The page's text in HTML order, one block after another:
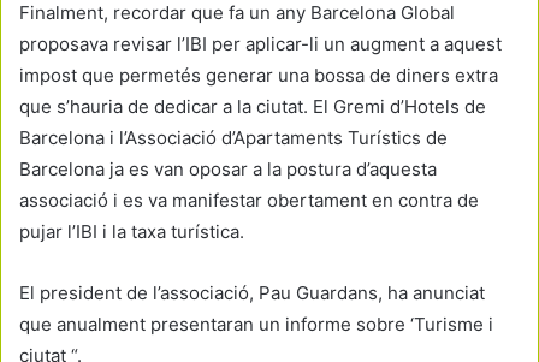
Finalment, recordar que fa un any Barcelona Global
proposava revisar l’IBI per aplicar-li un augment a aquest
impost que permetés generar una bossa de diners extra
que s’hauria de dedicar a la ciutat. El Gremi d’Hotels de
Barcelona i l’Associació d’Apartaments Turístics de
Barcelona ja es van oposar a la postura d’aquesta
associació i es va manifestar obertament en contra de
pujar l’IBI i la taxa turística.
El president de l’associació, Pau Guardans, ha anunciat
que anualment presentaran un informe sobre ‘Turisme i
ciutat “.